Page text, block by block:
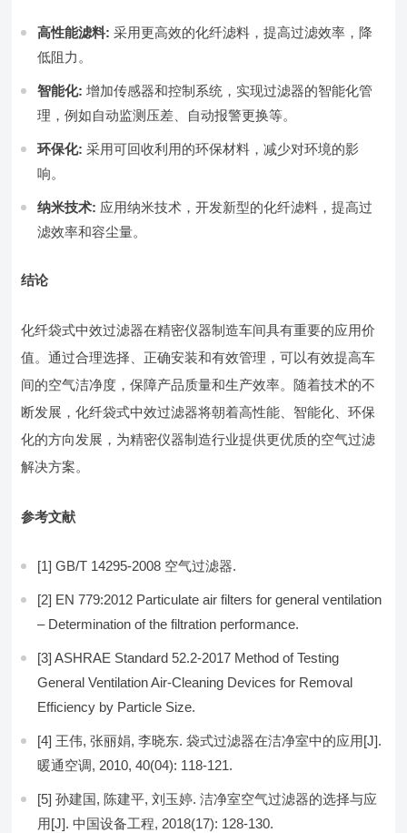
高性能滤料: 采用更高效的化纤滤料，提高过滤效率，降
低阻力。
智能化: 增加传感器和控制系统，实现过滤器的智能化管
理，例如自动监测压差、自动报警更换等。
环保化: 采用可回收利用的环保材料，减少对环境的影
响。
纳米技术: 应用纳米技术，开发新型的化纤滤料，提高过
滤效率和容尘量。
结论
化纤袋式中效过滤器在精密仪器制造车间具有重要的应用价
值。通过合理选择、正确安装和有效管理，可以有效提高车
间的空气洁净度，保障产品质量和生产效率。随着技术的不
断发展，化纤袋式中效过滤器将朝着高性能、智能化、环保
化的方向发展，为精密仪器制造行业提供更优质的空气过滤
解决方案。
参考文献
[1] GB/T 14295-2008 空气过滤器.
[2] EN 779:2012 Particulate air filters for general ventilation
– Determination of the filtration performance.
[3] ASHRAE Standard 52.2-2017 Method of Testing
General Ventilation Air-Cleaning Devices for Removal
Efficiency by Particle Size.
[4] 王伟, 张丽娟, 李晓东. 袋式过滤器在洁净室中的应用[J].
暖通空调, 2010, 40(04): 118-121.
[5] 孙建国, 陈建平, 刘玉婷. 洁净室空气过滤器的选择与应
用[J]. 中国设备工程, 2018(17): 128-130.